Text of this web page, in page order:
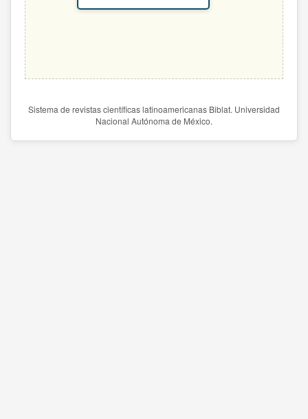
Sistema de revistas científicas latinoamericanas Biblat. Universidad
Nacional Autónoma de México.